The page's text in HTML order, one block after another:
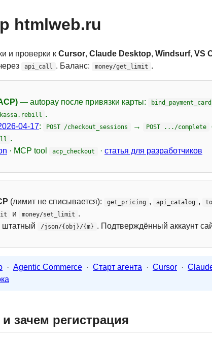
htmlweb.ru
и проверки к Cursor, Claude Desktop, Windsurf, VS
api_call . Баланс: money/get_limit .
— autopay после привязки карты: bind_payment_card
.
04-17: POST /checkout_sessions → POST .../complete
.
· MCP tool acp_checkout · статья для разработчиков
(лимит не списывается): get_pricing , api_catalog ,
и money/set_limit .
/json/{obj}/{m} . Подтверждённый аккаунт
· Agentic Commerce · Старт агента · Cursor ·
зачем регистрация